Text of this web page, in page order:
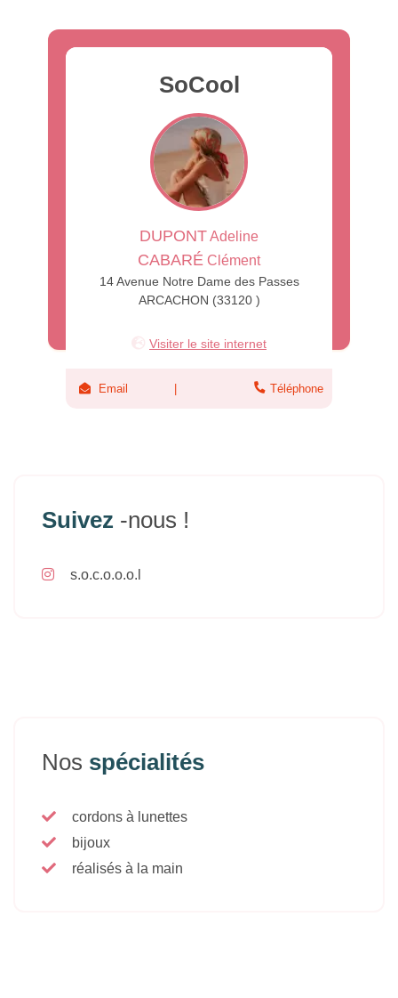
SoCool
DUPONTAdeline
CABARÉ Clément
14 Avenue Notre Dame des Passes
ARCACHON (33120 )
Visiter le site internet
Email Téléphone
Suivez -nous !
s.o.c.o.o.o.l
Nos spécialités
cordons à lunettes
bijoux
réalisés à la main